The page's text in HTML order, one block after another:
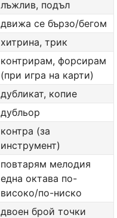
лъжлив, подъл
движа се бързо/бегом
хитрина, трик
контрирам, форсирам
(при игра на карти)
дубликат, копие
дубльор
контра (за
инструмент)
повтарям мелодия
една октава по-
високо/по-ниско
двоен брой точки